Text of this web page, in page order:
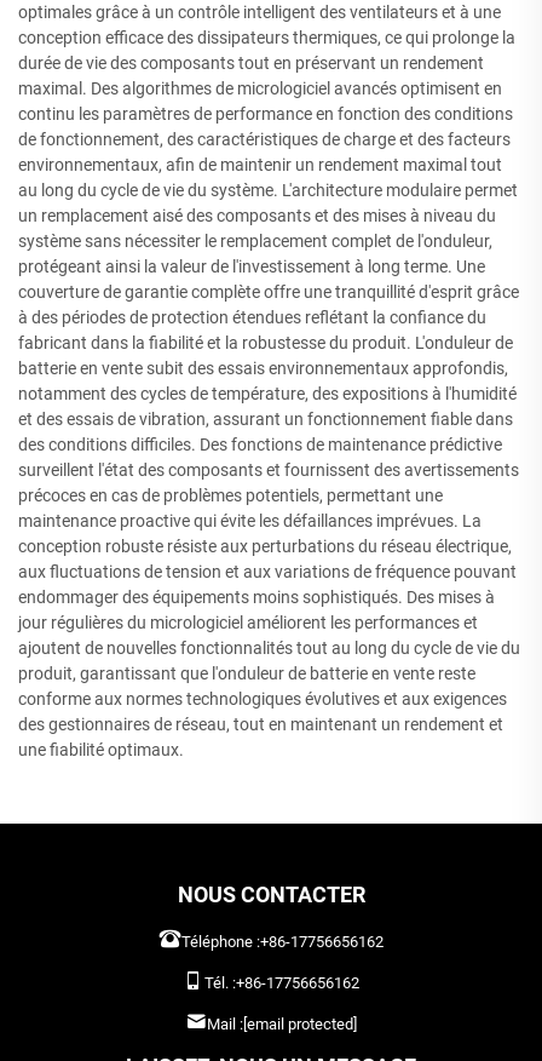
optimales grâce à un contrôle intelligent des ventilateurs et à une
conception efficace des dissipateurs thermiques, ce qui prolonge la
durée de vie des composants tout en préservant un rendement
maximal. Des algorithmes de micrologiciel avancés optimisent en
continu les paramètres de performance en fonction des conditions
de fonctionnement, des caractéristiques de charge et des facteurs
environnementaux, afin de maintenir un rendement maximal tout
au long du cycle de vie du système. L'architecture modulaire permet
un remplacement aisé des composants et des mises à niveau du
système sans nécessiter le remplacement complet de l'onduleur,
protégeant ainsi la valeur de l'investissement à long terme. Une
couverture de garantie complète offre une tranquillité d'esprit grâce
à des périodes de protection étendues reflétant la confiance du
fabricant dans la fiabilité et la robustesse du produit. L'onduleur de
batterie en vente subit des essais environnementaux approfondis,
notamment des cycles de température, des expositions à l'humidité
et des essais de vibration, assurant un fonctionnement fiable dans
des conditions difficiles. Des fonctions de maintenance prédictive
surveillent l'état des composants et fournissent des avertissements
précoces en cas de problèmes potentiels, permettant une
maintenance proactive qui évite les défaillances imprévues. La
conception robuste résiste aux perturbations du réseau électrique,
aux fluctuations de tension et aux variations de fréquence pouvant
endommager des équipements moins sophistiqués. Des mises à
jour régulières du micrologiciel améliorent les performances et
ajoutent de nouvelles fonctionnalités tout au long du cycle de vie du
produit, garantissant que l'onduleur de batterie en vente reste
conforme aux normes technologiques évolutives et aux exigences
des gestionnaires de réseau, tout en maintenant un rendement et
une fiabilité optimaux.
NOUS CONTACTER
Téléphone :+86-17756656162
Tél. :+86-17756656162
Mail :[email protected]